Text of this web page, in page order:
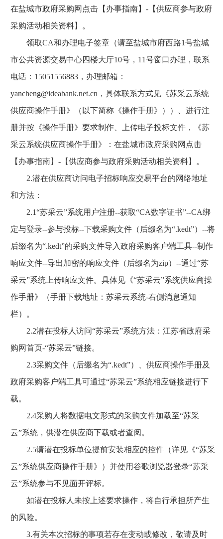
在盐城市政府采购网点击【办事指南】-【供应商参与政府
采购活动相关资料】。
领取CA和办理电子签章（请至盐城市府西路1号盐城
市公共资源交易中心四楼大厅10号，11号窗口办理，联系
电话：15051556883，办理邮箱：
yancheng@ideabank.net.cn，具体联系方式见《苏采云系统
供应商操作手册》（以下简称《操作手册》））、进行注
册并按《操作手册》要求制作、上传电子投标文件，《苏
采云系统供应商操作手册》：在盐城市政府采购网点击
【办事指南】-【供应商参与政府采购活动相关资料】。
2.潜在供应商访问电子招标响应交易平台的网络地址
和方法：
2.1“苏采云”系统用户注册--获取“CA数字证书”--CA绑
定与登录--参与投标--下载采购文件（后缀名为“.kedt”）--将
后缀名为“.kedt”的采购文件导入政府采购客户端工具--制作
响应文件--导出加密的响应文件（后缀名为zip）--通过“苏
采云”系统上传响应文件。具体见《“苏采云”系统供应商操
作手册》（手册下载地址：苏采云系统-右侧消息通知
栏）。
2.2潜在投标人访问“苏采云”系统方法：江苏省政府采
购网首页-“苏采云”链接。
2.3采购文件（后缀名为“.kedt”）、供应商操作手册及
政府采购客户端工具可通过“苏采云”系统相应链接进行下
载。
2.4采购人将数据电文形式的采购文件加载至“苏采
云”系统，供潜在供应商下载或者查阅。
2.5请潜在投标单位提前安装相应的控件（详见《“苏采
云”系统供应商操作手册》）并使用谷歌浏览器登录“苏采
云”系统参与不见面开评标。
如潜在投标人未按上述要求操作，将自行承担所产生
的风险。
3.有关本次招标的事项若存在变动或修改，敬请及时